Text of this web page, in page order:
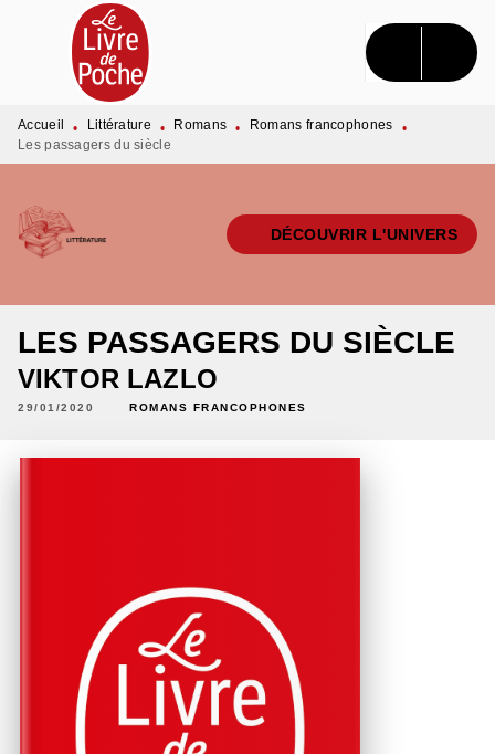
MENU RECHERCHE CONTENU
PIED DE PAGE
Accueil • Littérature • Romans • Romans francophones
•
Les passagers du siècle
DÉCOUVRIR L'UNIVERS
LES PASSAGERS DU SIÈCLE
VIKTOR LAZLO
29/01/2020 ROMANS FRANCOPHONES